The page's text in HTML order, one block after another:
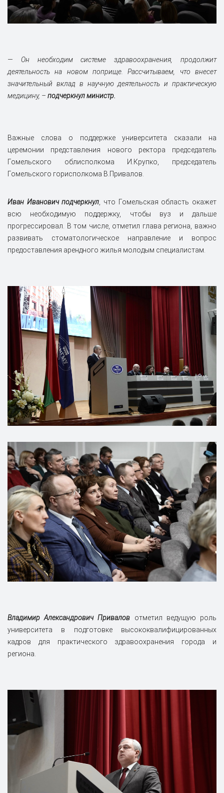
— Он необходим системе здравоохранения, продолжит
деятельность на новом поприще. Рассчитываем, что внесет
значительный вклад в научную деятельность и практическую
медицину, – подчеркнул министр.
Важные слова о поддержке университета сказали на
церемонии представления нового ректора председатель
Гомельского облисполкома И.Крупко, председатель
Гомельского горисполкома В.Привалов.
Иван Иванович подчеркнул , что Гомельская область окажет
всю необходимую поддержку, чтобы вуз и дальше
прогрессировал. В том числе, отметил глава региона, важно
развивать стоматологическое направление и вопрос
предоставления арендного жилья молодым специалистам.
Владимир Александрович Привалов отметил ведущую роль
университета в подготовке высококвалифицированных
кадров для практического здравоохранения города и
региона.